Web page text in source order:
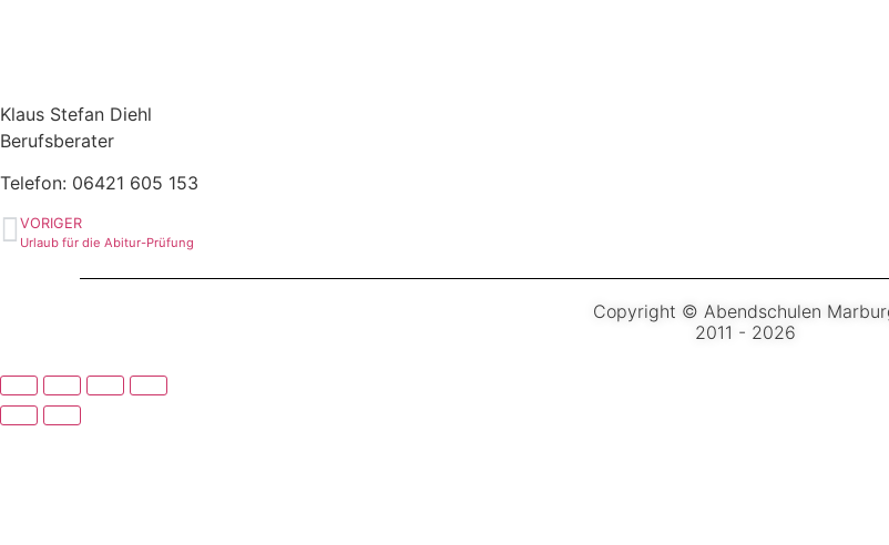
Klaus Stefan Diehl
Berufsberater
Telefon: 06421 605 153
VORIGER
Urlaub für die Abitur-Prüfung
Copyright © Abendschulen
2011 - 2026